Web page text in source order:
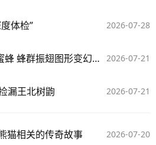
2026-07-28
体检”
2026-07-21
雨林秘境丨会“画画”的蜜蜂 蜂群振翅图形变幻莫测
2026-07-21
漏王北树鼩
2026-07-20
猫相关的传奇故事